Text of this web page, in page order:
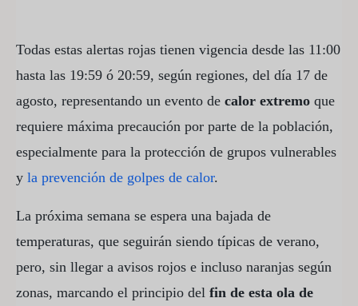
Todas estas alertas rojas tienen vigencia desde las 11:00
hasta las 19:59 ó 20:59, según regiones, del día 17 de
agosto, representando un evento de calor extremo que
requiere máxima precaución por parte de la población,
especialmente para la protección de grupos vulnerables
y la prevención de golpes de calor.
La próxima semana se espera una bajada de
temperaturas, que seguirán siendo típicas de verano,
pero, sin llegar a avisos rojos e incluso naranjas según
zonas, marcando el principio del fin de esta ola de